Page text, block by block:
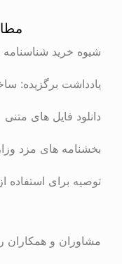
شیوه خرید
یادداشت برگزیده:
دانلود فایل های متنی
بخشنامه های مزد
توصیه برای استفاده
مشاوران و همکاران